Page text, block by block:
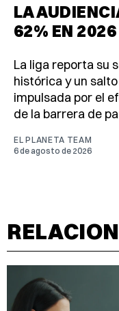
LA
62% EN
La liga reporta su
histórica y un
impulsada por el
de la barrera de
EL PLANETA TEAM
6 de agosto de 2026